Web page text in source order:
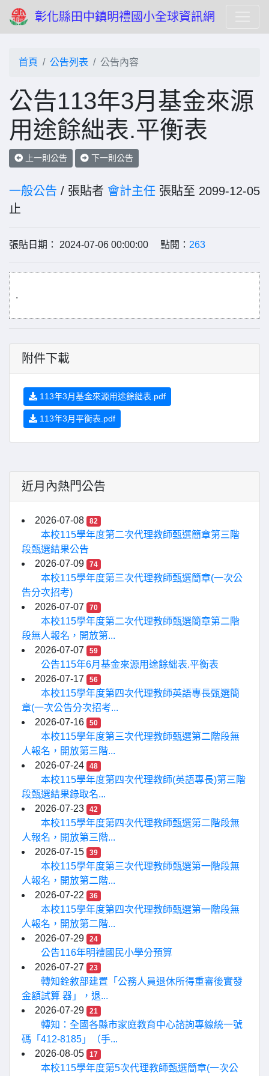
彰化縣田中鎮明禮國小全球資訊網
首頁 公告列表 公告內容
公告113年3月基金來源
用途餘絀表.平衡表
上一則公告 下一則公告
一般公告 / 張貼者 會計主任 張貼至 2099-12-05
止
張貼日期： 2024-07-06 00:00:00 點閱： 263
.
附件下載
113年3月基金來源用途餘絀表.pdf
113年3月平衡表.pdf
近月內熱門公告
2026-07-08 82
本校115學年度第二次代理教師甄選簡章第三階
段甄選結果公告
2026-07-09
74
本校115學年度第三次代理教師甄選簡章(一次公
告分次招考)
2026-07-07
70
本校115學年度第二次代理教師甄選簡章第二階
段無人報名，開放第...
2026-07-07
59
公告115年6月基金來源用途餘絀表.平衡表
2026-07-17
56
本校115學年度第四次代理教師英語專長甄選簡
章(一次公告分次招考...
2026-07-16
50
本校115學年度第三次代理教師甄選第二階段無
人報名，開放第三階...
2026-07-24
48
本校115學年度第四次代理教師(英語專長)第三階
段甄選結果錄取名...
2026-07-23
42
本校115學年度第四次代理教師甄選第二階段無
人報名，開放第三階...
2026-07-15
39
本校115學年度第三次代理教師甄選第一階段無
人報名，開放第二階...
2026-07-22
36
本校115學年度第四次代理教師甄選第一階段無
人報名，開放第二階...
2026-07-29
24
公告116年明禮國民小學分預算
2026-07-27
23
轉知銓敘部建置「公務人員退休所得重審後實發
金額試算 器」，退...
2026-07-29
21
轉知：全國各縣市家庭教育中心諮詢專線統一號
碼「412-8185」（手...
2026-08-05
17
本校115學年度第5次代理教師甄選簡章(一次公